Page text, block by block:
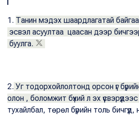
1. Танин мэдэх шаардлагатай
эсвэл асуултаа цаасан дээр
буулга.
2. Уг тодорхойлолтонд орсон үг
олон , боломжит бүхий л эх
тухайлбал, төрөл бүрийн толь